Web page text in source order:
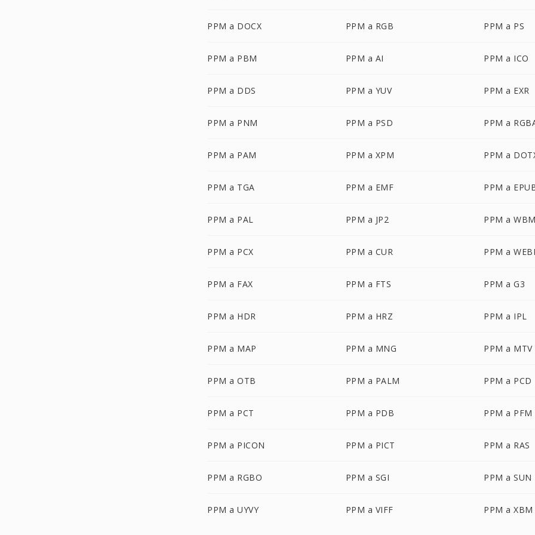
PPM a DOCX PPM a RGB PPM a PS
PPM a PBM PPM a AI PPM a ICO
PPM a DDS PPM a YUV PPM a EXR
PPM a PNM PPM a PSD PPM a
PPM a PAM PPM a XPM PPM a
PPM a TGA PPM a EMF PPM a
PPM a PAL PPM a JP2 PPM a
PPM a PCX PPM a CUR PPM a
PPM a FAX PPM a FTS PPM a G3
PPM a HDR PPM a HRZ PPM a IPL
PPM a MAP PPM a MNG PPM a MTV
PPM a OTB PPM a PALM PPM a PCD
PPM a PCT PPM a PDB PPM a PFM
PPM a PICON PPM a PICT PPM a RAS
PPM a RGBO PPM a SGI PPM a SUN
PPM a UYVY PPM a VIFF PPM a XBM